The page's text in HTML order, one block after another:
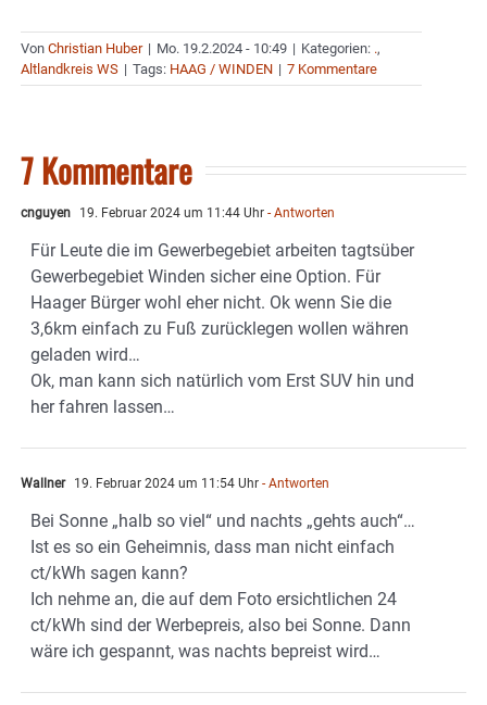
Von Christian Huber | Mo. 19.2.2024 - 10:49 | Kategorien: .,
Altlandkreis WS | Tags: HAAG / WINDEN | 7 Kommentare
7 Kommentare
cnguyen 19. Februar 2024 um 11:44 Uhr - Antworten
Für Leute die im Gewerbegebiet arbeiten tagtsüber
Gewerbegebiet Winden sicher eine Option. Für
Haager Bürger wohl eher nicht. Ok wenn Sie die
3,6km einfach zu Fuß zurücklegen wollen währen
geladen wird…
Ok, man kann sich natürlich vom Erst SUV hin und
her fahren lassen…
Wallner 19. Februar 2024 um 11:54 Uhr - Antworten
Bei Sonne „halb so viel“ und nachts „gehts auch“…
Ist es so ein Geheimnis, dass man nicht einfach
ct/kWh sagen kann?
Ich nehme an, die auf dem Foto ersichtlichen 24
ct/kWh sind der Werbepreis, also bei Sonne. Dann
wäre ich gespannt, was nachts bepreist wird…